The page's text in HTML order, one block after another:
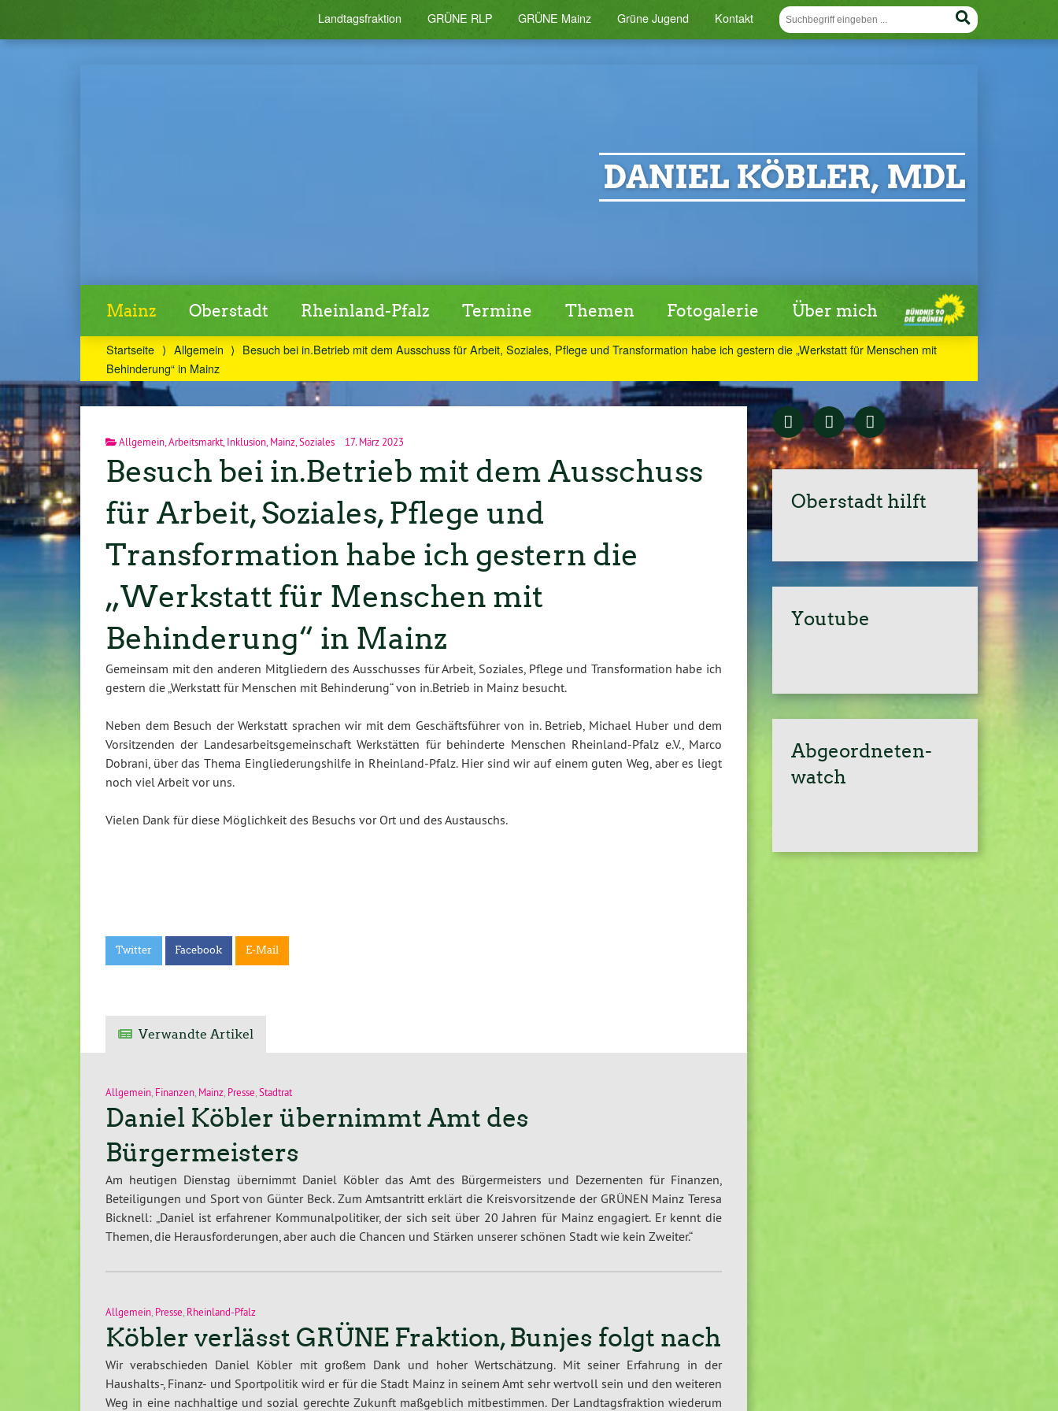
Landtagsfraktion GRÜNE RLP GRÜNE Mainz Grüne Jugend Kontakt
DANIEL KÖBLER, MDL
Mainz Oberstadt Rheinland-Pfalz Termine Themen Fotogalerie Über mich
Startseite ⟩ Allgemein ⟩ Besuch bei in.Betrieb mit dem Ausschuss für Arbeit, Soziales, Pflege und Transformation habe ich gestern die „Werkstatt für Menschen mit
Behinderung“ in Mainz
Allgemein Arbeitsmarkt Inklusion Mainz Soziales 17. März 2023
Besuch bei in.Betrieb mit dem Ausschuss
für Arbeit, Soziales, Pflege und
Transformation habe ich gestern die
„Werkstatt für Menschen mit
Behinderung“ in Mainz
Gemeinsam mit den anderen Mitgliedern des Ausschusses für Arbeit, Soziales, Pflege und Transformation habe ich
gestern die „Werkstatt für Menschen mit Behinderung“ von in.Betrieb in Mainz besucht.
Neben dem Besuch der Werkstatt sprachen wir mit dem Geschäftsführer von in. Betrieb, Michael Huber und dem
Vorsitzenden der Landesarbeitsgemeinschaft Werkstätten für behinderte Menschen Rheinland-Pfalz e.V., Marco
Dobrani, über das Thema Eingliederungshilfe in Rheinland-Pfalz. Hier sind wir auf einem guten Weg, aber es liegt
noch viel Arbeit vor uns.
Vielen Dank für diese Möglichkeit des Besuchs vor Ort und des Austauschs.
Twitter Facebook E-Mail
Verwandte Artikel
Allgemein Finanzen Mainz Presse Stadtrat
Daniel Köbler übernimmt Amt des
Bürgermeisters
Am heutigen Dienstag übernimmt Daniel Köbler das Amt des Bürgermeisters und Dezernenten für Finanzen,
Beteiligungen und Sport von Günter Beck. Zum Amtsantritt erklärt die Kreisvorsitzende der GRÜNEN Mainz Teresa
Bicknell: „Daniel ist erfahrener Kommunalpolitiker, der sich seit über 20 Jahren für Mainz engagiert. Er kennt die
Themen, die Herausforderungen, aber auch die Chancen und Stärken unserer schönen Stadt wie kein Zweiter.“
Allgemein Presse Rheinland-Pfalz
Köbler verlässt GRÜNE Fraktion, Bunjes folgt nach
Wir verabschieden Daniel Köbler mit großem Dank und hoher Wertschätzung. Mit seiner Erfahrung in der
Haushalts-, Finanz- und Sportpolitik wird er für die Stadt Mainz in seinem Amt sehr wertvoll sein und den weiteren
Weg in eine nachhaltige und sozial gerechte Zukunft maßgeblich mitbestimmen. Der Landtagsfraktion wiederum
Oberstadt hilft
Youtube
Abgeordneten-
watch